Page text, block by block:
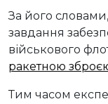
За його
завдання
військового
ракетною
Тим часом